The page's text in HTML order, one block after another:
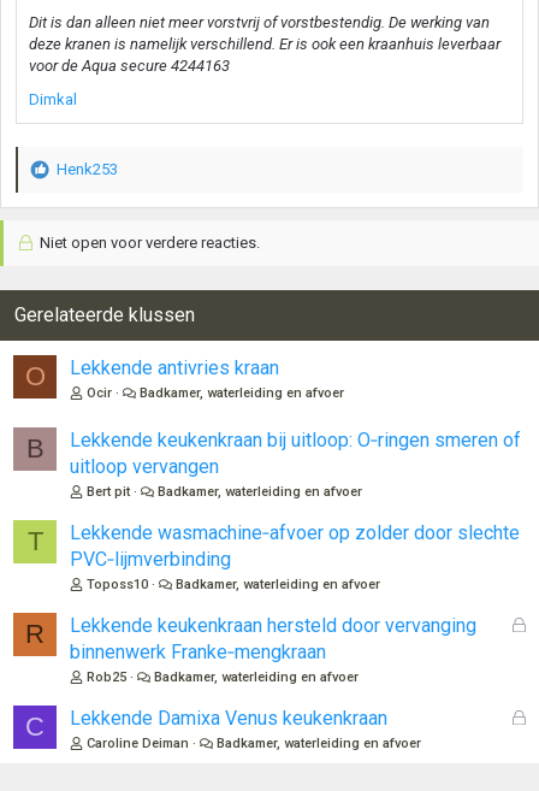
Dit is dan alleen niet meer vorstvrij of vorstbestendig. De werking van
deze kranen is namelijk verschillend. Er is ook een kraanhuis leverbaar
voor de Aqua secure 4244163
Dimkal
W
r
e
r
n
g
e
:
Henk253
Niet open voor verdere reacties.
Gerelateerde klussen
O Lekkende antivries kraan
Ocir Badkamer, waterleiding en afvoer
B
Lekkende keukenkraan bij uitloop: O‑ringen smeren of
uitloop vervangen
Bert pit Badkamer, waterleiding en afvoer
T
Lekkende wasmachine‑afvoer op zolder door slechte
PVC‑lijmverbinding
Toposs10 Badkamer, waterleiding en afvoer
R
G
o
Lekkende keukenkraan hersteld door vervanging
binnenwerk Franke‑mengkraan
Rob25 Badkamer, waterleiding en afvoer
C
G
Lekkende Damixa Venus keukenkraan
Caroline Deiman Badkamer, waterleiding en afvoer